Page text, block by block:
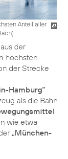
Anteil aller
)
aus der
höchsten
der Strecke
Hamburg”
als die Bahn
wie etwa
„München-